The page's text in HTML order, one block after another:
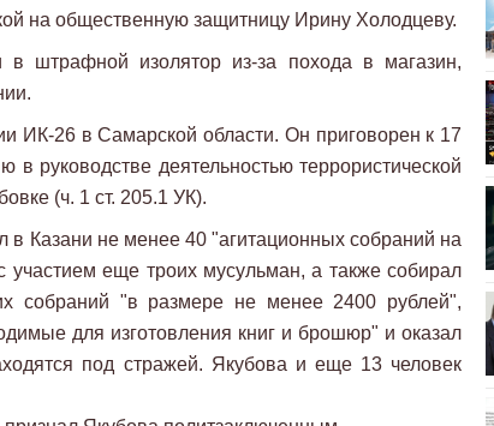
на общественную защитницу Ирину Холодцеву.
штрафной изолятор из-за похода в магазин,
ИК-26 в Самарской области. Он приговорен к 17
в руководстве деятельностью террористической
(ч. 1 ст. 205.1 УК).
Казани не менее 40 "агитационных собраний на
участием еще троих мусульман, а также собирал
собраний "в размере не менее 2400 рублей",
для изготовления книг и брошюр" и оказал
под стражей. Якубова и еще 13 человек